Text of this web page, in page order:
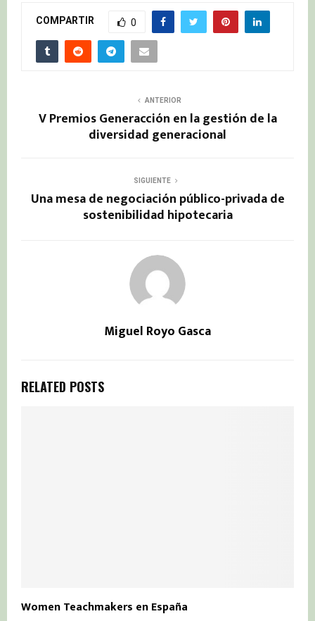
COMPARTIR 0
ANTERIOR
V Premios Generacción en la gestión de la
diversidad generacional
SIGUIENTE
Una mesa de negociación público-privada de
sostenibilidad hipotecaria
Miguel Royo Gasca
RELATED POSTS
Women Teachmakers en España